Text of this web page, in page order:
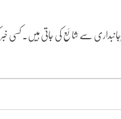
سے شائع کی جاتی ہیں۔ کسی خبر